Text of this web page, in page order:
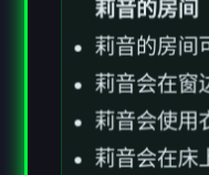
莉音的房间
莉音的房间
莉音会在窗
莉音会使用